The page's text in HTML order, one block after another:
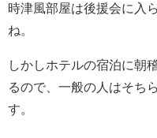
時津風部屋は後援会に入
ね。
しかしホテルの宿泊に朝
るので、一般の人はそち
す。